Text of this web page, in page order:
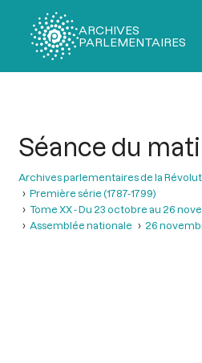
ARCHIVES
PARLEMENTAIRES
Séance du
Archives parlementaires de la
Première série (1787-1799)
Tome XX - Du 23 octobre au 26
Assemblée nationale
26